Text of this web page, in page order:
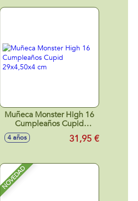
Muñeca Monster High 16
Cumpleaños Cupid
29x4,50x4 cm
4 años 31,95 €
NOVEDAD